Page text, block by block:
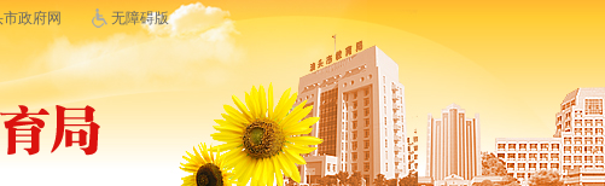
政府网 无障碍版